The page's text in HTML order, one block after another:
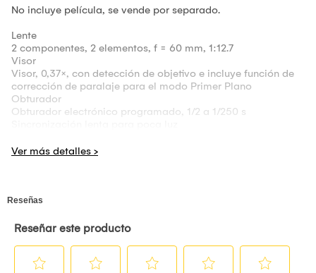
No incluye película, se vende por separado.
Lente
2 componentes, 2 elementos, f = 60 mm, 1:12.7
Visor
Visor, 0,37×, con detección de objetivo e incluye función de
corrección de paralaje para el modo Primer Plano
Obturador
Obturador electrónico programado, 1/2 a 1/250 s
Automático, Lv. 5,0 a 14,5 (ISO 800)
Flash de disparo constante (ajuste de luz automático),
baterías nuevas), rango de flash eficaz: de 0.3 a 2.2 m